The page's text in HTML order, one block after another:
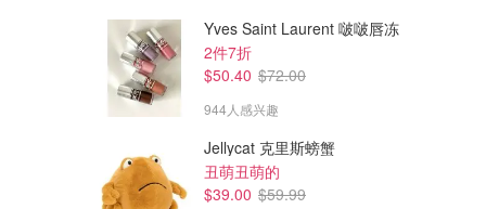
Yves Saint Laurent 啵啵唇冻
2件7折
$50.40 $72.00
944人感兴趣
Jellycat 克里斯螃蟹
丑萌丑萌的
$39.00 $59.99